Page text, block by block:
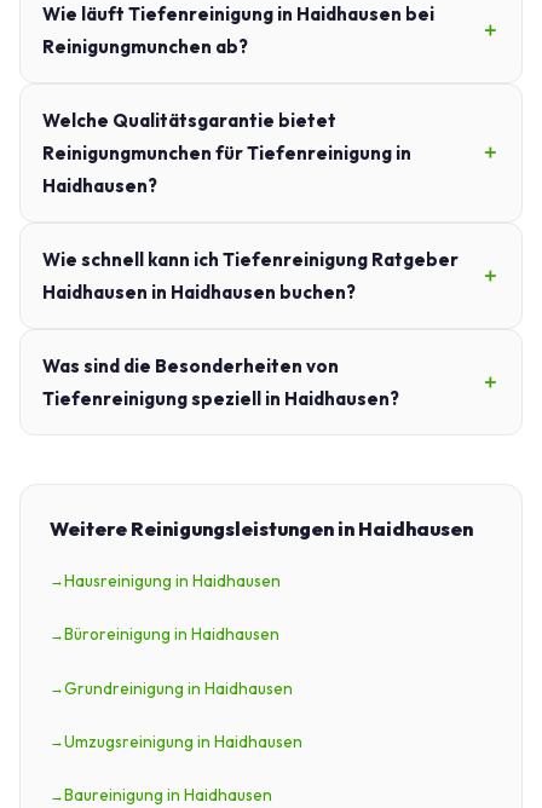
Wie läuft Tiefenreinigung in Haidhausen bei
Reinigungmunchen ab?
Welche Qualitätsgarantie bietet
Reinigungmunchen für Tiefenreinigung in
Haidhausen?
Wie schnell kann ich Tiefenreinigung Ratgeber
Haidhausen in Haidhausen buchen?
Was sind die Besonderheiten von
Tiefenreinigung speziell in Haidhausen?
Weitere Reinigungsleistungen in Haidhausen
Hausreinigung in Haidhausen
Büroreinigung in Haidhausen
Grundreinigung in Haidhausen
Umzugsreinigung in Haidhausen
Baureinigung in Haidhausen